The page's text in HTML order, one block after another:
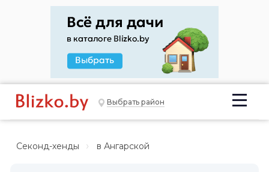
Выбрать район
Секонд-хенды в Ангарской